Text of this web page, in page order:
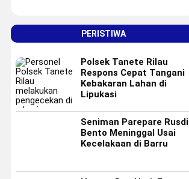
PERISTIWA
Polsek Tanete Rilau
Respons Cepat Tangani
Kebakaran Lahan di
Lipukasi
Seniman Parepare Rusdi
Bento Meninggal Usai
Kecelakaan di Barru